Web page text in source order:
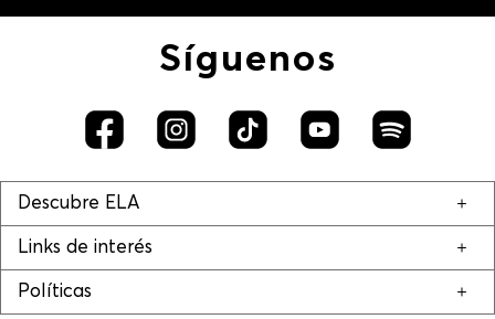
Síguenos
Descubre ELA
Links de interés
Políticas